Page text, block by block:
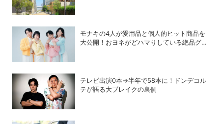
モナキの4人が愛用品と個人的ヒット商品を
大公開！おヨネがどハマりしている絶品グル
テレビ出演0本→半年で58本に！ドンデコル
テが語る大ブレイクの裏側